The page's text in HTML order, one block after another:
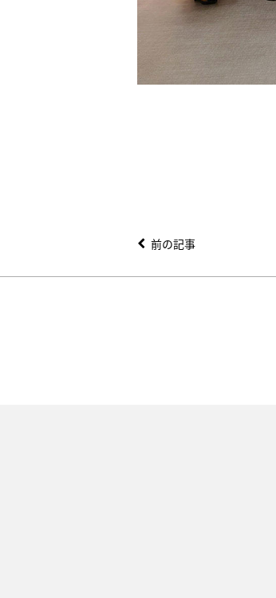
前の記事